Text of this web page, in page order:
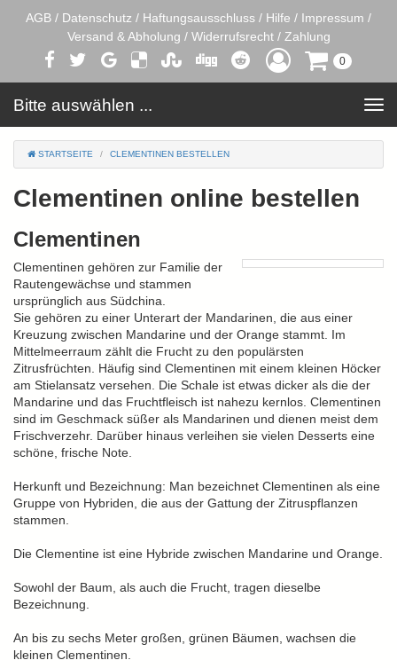
AGB / Datenschutz / Haftungsausschluss / Hilfe / Impressum /
Versand & Abholung / Widerrufsrecht / Zahlung
0
Bitte auswählen ...
STARTSEITE CLEMENTINEN BESTELLEN
Clementinen online bestellen
Clementinen
Clementinen gehören zur Familie der
Rautengewächse und stammen
ursprünglich aus Südchina.
Sie gehören zu einer Unterart der Mandarinen, die aus einer
Kreuzung zwischen Mandarine und der Orange stammt. Im
Mittelmeerraum zählt die Frucht zu den populärsten
Zitrusfrüchten. Häufig sind Clementinen mit einem kleinen Höcker
am Stielansatz versehen. Die Schale ist etwas dicker als die der
Mandarine und das Fruchtfleisch ist nahezu kernlos. Clementinen
sind im Geschmack süßer als Mandarinen und dienen meist dem
Frischverzehr. Darüber hinaus verleihen sie vielen Desserts eine
schöne, frische Note.
Herkunft und Bezeichnung: Man bezeichnet Clementinen als eine
Gruppe von Hybriden, die aus der Gattung der Zitruspflanzen
stammen.
Die Clementine ist eine Hybride zwischen Mandarine und Orange.
Sowohl der Baum, als auch die Frucht, tragen dieselbe
Bezeichnung.
An bis zu sechs Meter großen, grünen Bäumen, wachsen die
kleinen Clementinen.